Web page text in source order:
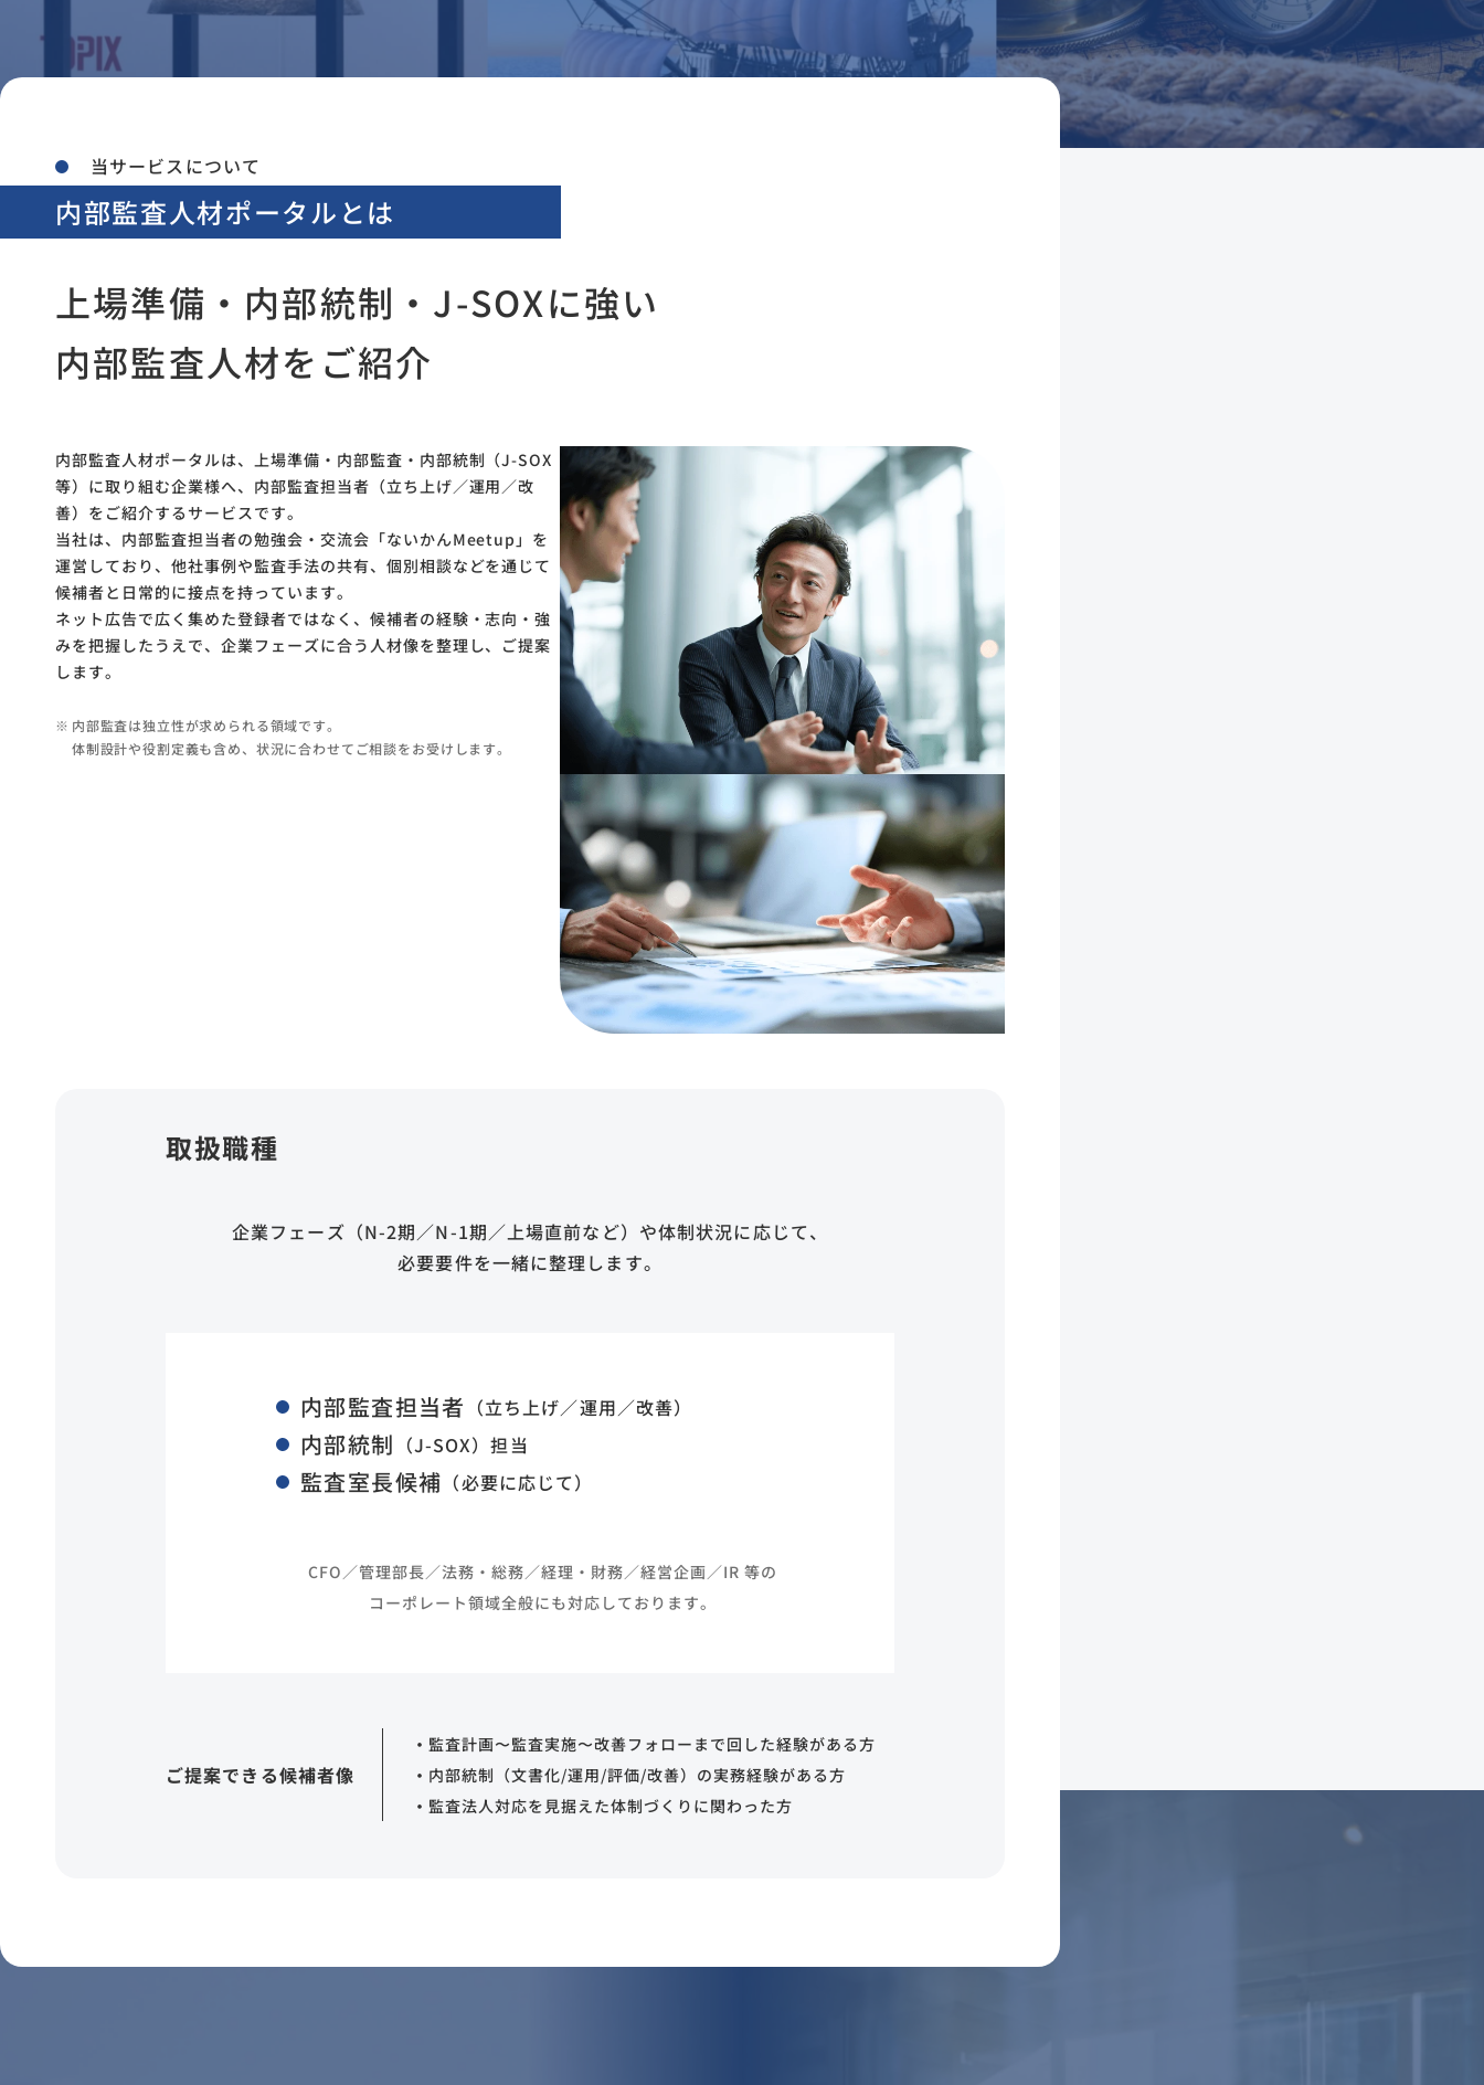
当サービスについて
内部監査人材ポータルとは
上場準備・内部統制・J-SOXに強い
内部監査人材をご紹介
内部監査人材ポータルは、上場準備・内部監査・内部統制（J-SOX
等）に取り組む企業様へ、内部監査担当者（立ち上げ／運用／改
善）をご紹介するサービスです。
当社は、内部監査担当者の勉強会・交流会「ないかんMeetup」を
運営しており、他社事例や監査手法の共有、個別相談などを通じて
候補者と日常的に接点を持っています。
ネット広告で広く集めた登録者ではなく、候補者の経験・志向・強
みを把握したうえで、企業フェーズに合う人材像を整理し、ご提案
します。
※ 内部監査は独立性が求められる領域です。
体制設計や役割定義も含め、 状況に合わせてご相談をお受けします。
取扱職種
企業フェーズ （N-2期／N-1期／上場直前など）や体制状況に応じて、
必要要件を一緒に整理します。
内部監査担当者 （立ち上げ／運用／改善）
内部統制 （J-SOX）担当
監査室長候補 （必要に応じて）
CFO／管理部長／法務・総務／経理・財務／経営企画／IR 等の
コーポレート領域全般にも対応しております。
ご提案できる候補者像
・監査計画〜監査実施〜改善フォローまで回した経験がある方
・ 内部統制（文書化/運用/評価/改善）の実務経験がある方
・監査法人対応を見据えた体制づくりに関わった方